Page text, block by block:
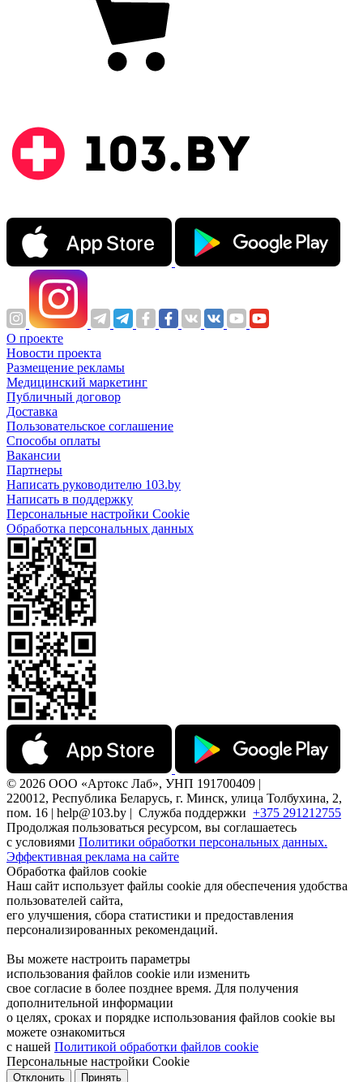
О проекте
Новости проекта
Размещение рекламы
Медицинский маркетинг
Публичный договор
Доставка
Пользовательское соглашение
Способы оплаты
Вакансии
Партнеры
Написать руководителю 103.by
Написать в поддержку
Персональные настройки Cookie
Обработка персональных данных
© 2026 ООО «Артокс Лаб», УНП 191700409 |
220012, Республика Беларусь, г. Минск, улица Толбухина, 2,
пом. 16 | help@103.by | Служба поддержки +375 291212755
Продолжая пользоваться ресурсом, вы соглашаетесь
с условиями Политики обработки персональных данных.
Эффективная реклама на сайте
Обработка файлов cookie
Наш сайт использует файлы cookie для обеспечения удобства
пользователей сайта,
его улучшения, сбора статистики и предоставления
персонализированных рекомендаций.
Вы можете настроить параметры
использования файлов cookie или изменить
свое согласие в более позднее время. Для получения
дополнительной информации
о целях, сроках и порядке использования файлов cookie вы
можете ознакомиться
с нашей Политикой обработки файлов cookie
Персональные настройки Cookie
Отклонить Принять